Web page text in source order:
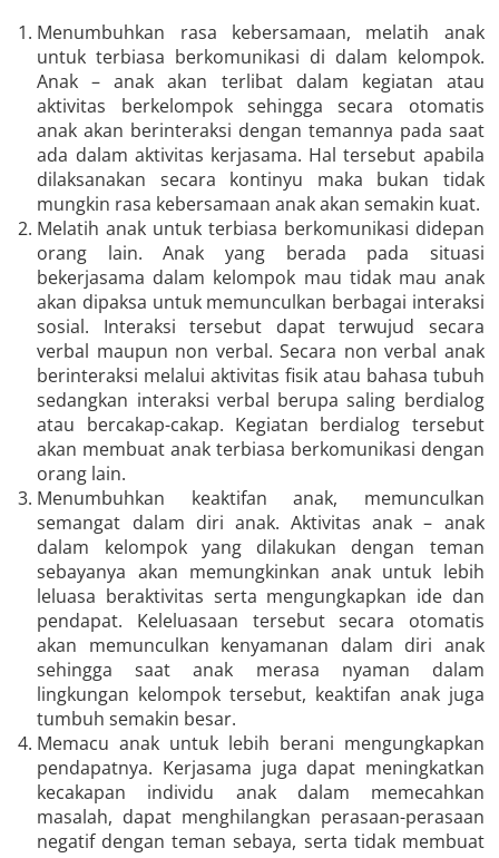
Menumbuhkan rasa kebersamaan, melatih anak
untuk terbiasa berkomunikasi di dalam kelompok.
Anak – anak akan terlibat dalam kegiatan atau
aktivitas berkelompok sehingga secara otomatis
anak akan berinteraksi dengan temannya pada saat
ada dalam aktivitas kerjasama. Hal tersebut apabila
dilaksanakan secara kontinyu maka bukan tidak
mungkin rasa kebersamaan anak akan semakin kuat.
Melatih anak untuk terbiasa berkomunikasi didepan
orang lain. Anak yang berada pada situasi
bekerjasama dalam kelompok mau tidak mau anak
akan dipaksa untuk memunculkan berbagai interaksi
sosial. Interaksi tersebut dapat terwujud secara
verbal maupun non verbal. Secara non verbal anak
berinteraksi melalui aktivitas fisik atau bahasa tubuh
sedangkan interaksi verbal berupa saling berdialog
atau bercakap-cakap. Kegiatan berdialog tersebut
akan membuat anak terbiasa berkomunikasi dengan
orang lain.
Menumbuhkan keaktifan anak, memunculkan
semangat dalam diri anak. Aktivitas anak – anak
dalam kelompok yang dilakukan dengan teman
sebayanya akan memungkinkan anak untuk lebih
leluasa beraktivitas serta mengungkapkan ide dan
pendapat. Keleluasaan tersebut secara otomatis
akan memunculkan kenyamanan dalam diri anak
sehingga saat anak merasa nyaman dalam
lingkungan kelompok tersebut, keaktifan anak juga
tumbuh semakin besar.
Memacu anak untuk lebih berani mengungkapkan
pendapatnya. Kerjasama juga dapat meningkatkan
kecakapan individu anak dalam memecahkan
masalah, dapat menghilangkan perasaan-perasaan
negatif dengan teman sebaya, serta tidak membuat